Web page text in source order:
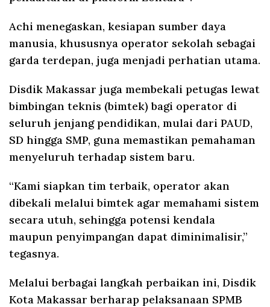
Achi menegaskan, kesiapan sumber daya
manusia, khususnya operator sekolah sebagai
garda terdepan, juga menjadi perhatian utama.
Disdik Makassar juga membekali petugas lewat
bimbingan teknis (bimtek) bagi operator di
seluruh jenjang pendidikan, mulai dari PAUD,
SD hingga SMP, guna memastikan pemahaman
menyeluruh terhadap sistem baru.
“Kami siapkan tim terbaik, operator akan
dibekali melalui bimtek agar memahami sistem
secara utuh, sehingga potensi kendala
maupun penyimpangan dapat diminimalisir,”
tegasnya.
Melalui berbagai langkah perbaikan ini, Disdik
Kota Makassar berharap pelaksanaan SPMB